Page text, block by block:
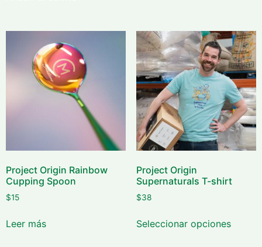
Project Origin Rainbow
Cupping Spoon
$15
Leer más
Project Origin
Supernaturals T-shirt
$38
Seleccionar opciones